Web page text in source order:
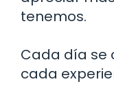
tenemos.
Cada día se
cada